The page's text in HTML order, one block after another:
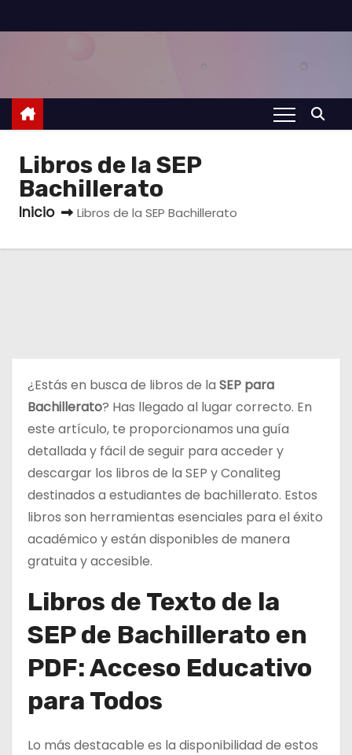
a
r
n
Libros de la SEP
Bachillerato
Inicio Libros de la SEP Bachillerato
¿Estás en busca de libros de la SEP para
Bachillerato? Has llegado al lugar correcto. En
este artículo, te proporcionamos una guía
detallada y fácil de seguir para acceder y
descargar los libros de la SEP y Conaliteg
destinados a estudiantes de bachillerato. Estos
libros son herramientas esenciales para el éxito
académico y están disponibles de manera
gratuita y accesible.
Libros de Texto de la
SEP de Bachillerato en
PDF: Acceso Educativo
para Todos
Lo más destacable es la disponibilidad de estos